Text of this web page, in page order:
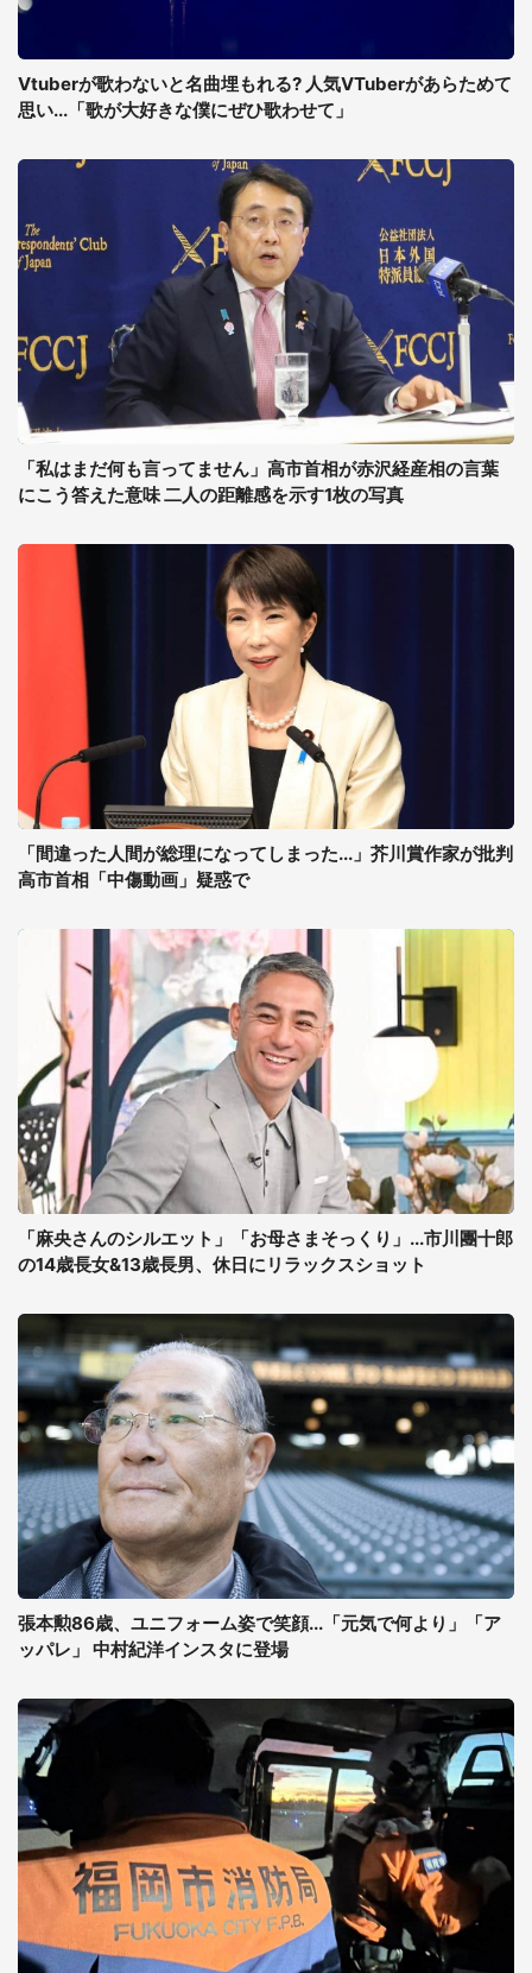
Vtuberが歌わないと名曲埋もれる? 人気VTuberがあらためて
思い...「歌が大好きな僕にぜひ歌わせて」
「私はまだ何も言ってません」高市首相が赤沢経産相の言葉
にこう答えた意味 二人の距離感を示す1枚の写真
「間違った人間が総理になってしまった...」芥川賞作家が批判
高市首相「中傷動画」疑惑で
「麻央さんのシルエット」「お母さまそっくり」...市川團十郎
の14歳長女&13歳長男、休日にリラックスショット
張本勲86歳、ユニフォーム姿で笑顔...「元気で何より」「ア
ッパレ」 中村紀洋インスタに登場